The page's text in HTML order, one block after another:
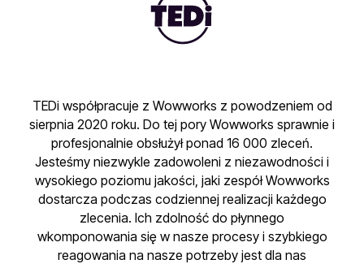
TEDi współpracuje z Wowworks z powodzeniem od
sierpnia 2020 roku. Do tej pory Wowworks sprawnie i
profesjonalnie obsłużył ponad 16 000 zleceń.
Jesteśmy niezwykle zadowoleni z niezawodności i
wysokiego poziomu jakości, jaki zespół Wowworks
dostarcza podczas codziennej realizacji każdego
zlecenia. Ich zdolność do płynnego
wkomponowania się w nasze procesy i szybkiego
reagowania na nasze potrzeby jest dla nas